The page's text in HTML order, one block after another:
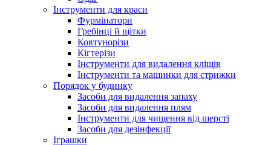
Інструменти для краси
Фурмінатори
Гребінці й щітки
Ковтунорізи
Кігтерізи
Інструменти для видалення кліщів
Інструменти та машинки для стрижки
Порядок у будинку
Засоби для видалення запаху
Засоби для видалення плям
Інструменти для чищення від шерсті
Засоби для дезінфекції
Іграшки